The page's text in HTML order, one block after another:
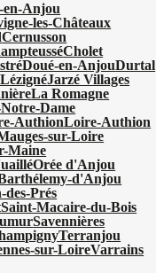
Anjou
les-Châteaux
Cernusson
Cholet
Doué-en-AnjouDurtal
Jarzé Villages
La Romagne
Dame
AuthionLoire-Authion
sur-Loire
Maine
Orée d'Anjou
d'Anjou
des-Prés
Saint-Macaire-du-Bois
Savennières
Terranjou
sur-LoireVarrains